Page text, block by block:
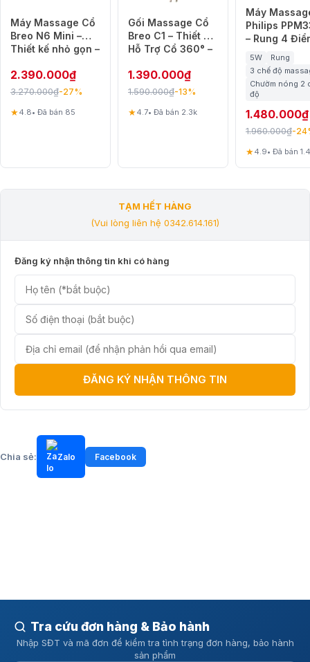
TẠM HẾT HÀNG
(Vui lòng liên hệ 0342.614.161)
Đăng ký nhận thông tin khi có hàng
ĐĂNG KÝ NHẬN THÔNG TIN
Chia sẻ: Zalo Facebook
Máy Massage Cổ
Breo N6 Mini –
Thiết kế nhỏ gọn –
minh qua điện
thoại
2.390.000₫
3.270.000₫-27%
★4.8• Đã bán 85
Gối Massage Cổ
Breo C1 – Thiết Kế
Hỗ Trợ Cổ 360° –
Tần Số Cao
1.390.000₫
1.590.000₫-13%
★4.7• Đã bán 2.3k
Máy
Philips
– Rung 4
VibWave –
Nóng 2 Cấp
5W
Rung
3 chế độ
Chườm nóng 2
độ
1.480.000₫
1.960.000₫-
★4.9• Đã bán
Tra cứu đơn hàng & Bảo hành
Nhập SĐT và mã đơn để kiểm tra tình trạng đơn hàng, bảo hành
sản phẩm